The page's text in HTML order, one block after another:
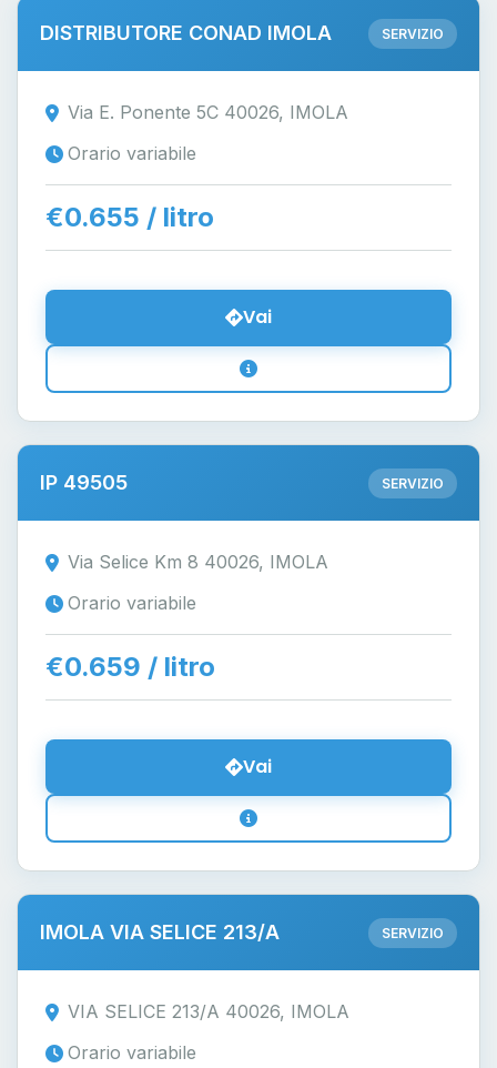
DISTRIBUTORE CONAD IMOLA SERVIZIO
Via E. Ponente 5C 40026, IMOLA
Orario variabile
€0.655 / litro
Vai
IP 49505 SERVIZIO
Via Selice Km 8 40026, IMOLA
Orario variabile
€0.659 / litro
Vai
IMOLA VIA SELICE 213/A SERVIZIO
VIA SELICE 213/A 40026, IMOLA
Orario variabile